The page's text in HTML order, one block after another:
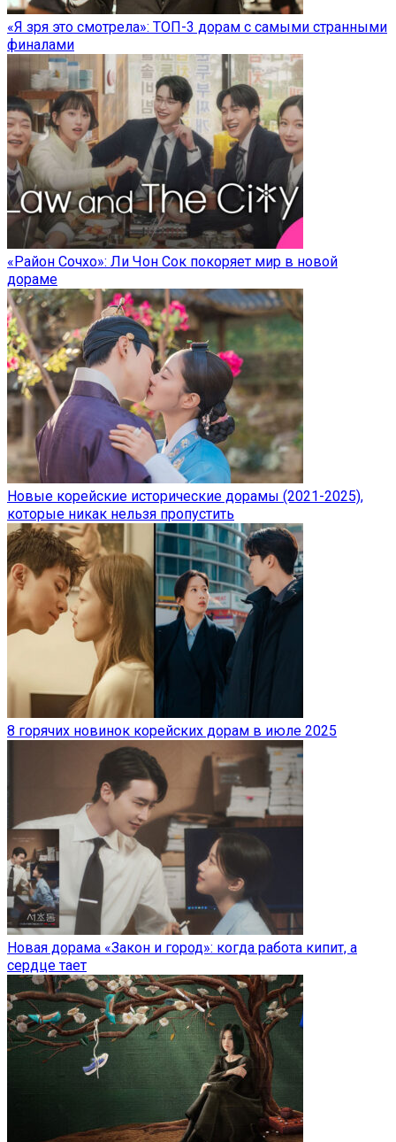
«Я зря это смотрела»: ТОП-3 дорам с самыми странными
финалами
«Район Сочхо»: Ли Чон Сок покоряет мир в новой
дораме
Новые корейские исторические дорамы (2021-2025),
которые никак нельзя пропустить
8 горячих новинок корейских дорам в июле 2025
Новая дорама «Закон и город»: когда работа кипит, а
сердце тает